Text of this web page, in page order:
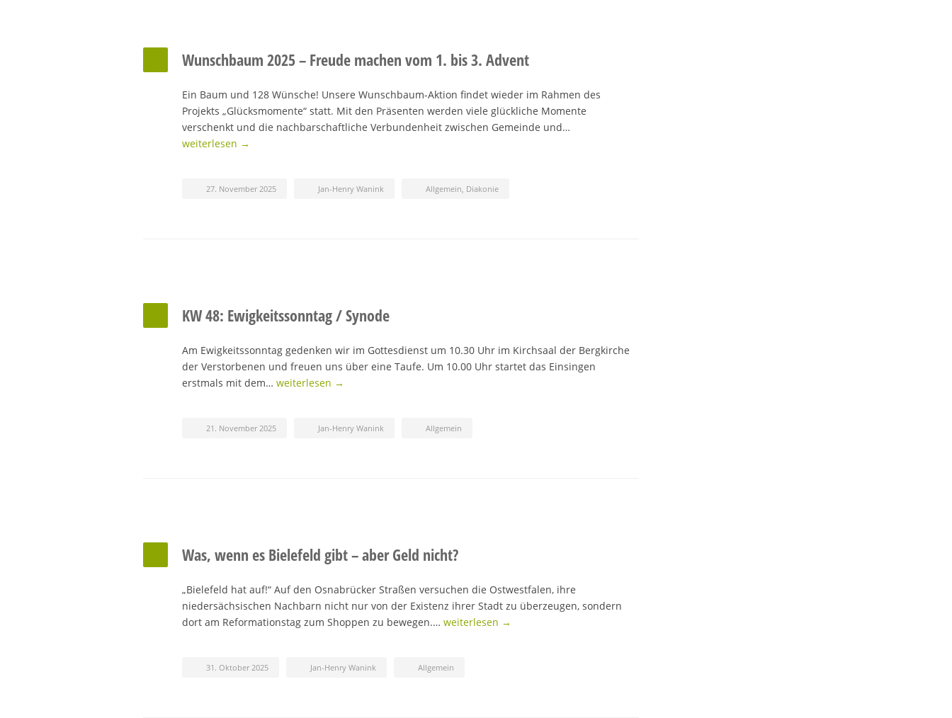
Wunschbaum 2025 – Freude machen vom 1. bis 3. Advent
Ein Baum und 128 Wünsche! Unsere Wunschbaum-Aktion findet wieder im Rahmen des
Projekts „Glücksmomente“ statt. Mit den Präsenten werden viele glückliche Momente
verschenkt und die nachbarschaftliche Verbundenheit zwischen Gemeinde und…
weiterlesen →
27. November 2025 Jan-Henry Wanink Allgemein, Diakonie
KW 48: Ewigkeitssonntag / Synode
Am Ewigkeitssonntag gedenken wir im Gottesdienst um 10.30 Uhr im Kirchsaal der Bergkirche
der Verstorbenen und freuen uns über eine Taufe. Um 10.00 Uhr startet das Einsingen
erstmals mit dem… weiterlesen →
21. November 2025 Jan-Henry Wanink Allgemein
Was, wenn es Bielefeld gibt – aber Geld nicht?
„Bielefeld hat auf!“ Auf den Osnabrücker Straßen versuchen die Ostwestfalen, ihre
niedersächsischen Nachbarn nicht nur von der Existenz ihrer Stadt zu überzeugen, sondern
dort am Reformationstag zum Shoppen zu bewegen.… weiterlesen →
31. Oktober 2025 Jan-Henry Wanink Allgemein